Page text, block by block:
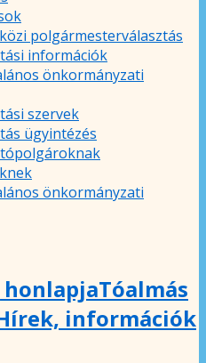
polgármesterválasztás
információk
önkormányzati
szervek
ügyintézés
önkormányzati
Tóalmás
információk